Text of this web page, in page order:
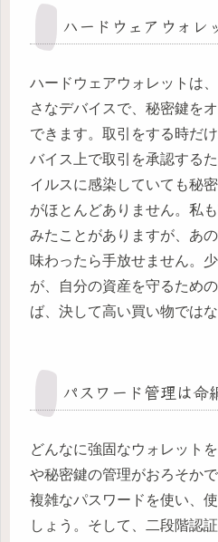
ハードウェアウォレ
ハードウェアウォレットは
さなデバイスで、秘密鍵を
できます。取引をする時だ
バイス上で取引を承認する
イルスに感染していても秘
がほとんどありません。私
みたことがありますが、あ
味わったら手放せません。
が、自分の資産を守るため
ば、決して高い買い物ではな
パスワード管理は命
どんなに強固なウォレット
や秘密鍵の管理がおろそか
複雑なパスワードを使い、
しょう。そして、二段階認